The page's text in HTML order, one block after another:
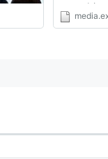
ット。当初
性ふたりの